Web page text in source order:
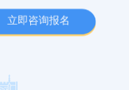
立即咨询报名